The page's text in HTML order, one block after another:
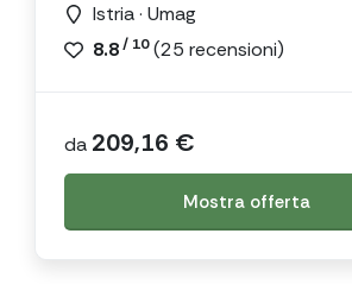
Istria · Umag
8.8/ 10(25 recensioni)
da 209,16 €
Mostra offerta